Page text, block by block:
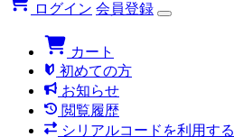
ログイン 会員登録
カート
初めての方
お知らせ
閲覧履歴
シリアルコードを利用する